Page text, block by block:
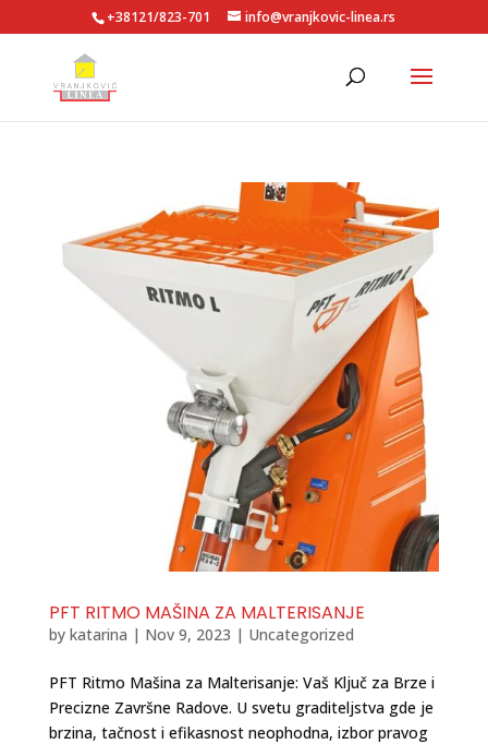
+38121/823-701 info@vranjkovic-linea.rs
PFT RITMO MAŠINA ZA MALTERISANJE
by katarina | Nov 9, 2023 | Uncategorized
PFT Ritmo Mašina za Malterisanje: Vaš Ključ za Brze i
Precizne Završne Radove. U svetu graditeljstva gde je
brzina, tačnost i efikasnost neophodna, izbor pravog